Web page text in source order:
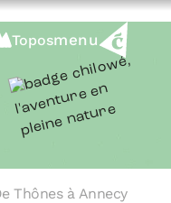
Toposmenu
Thônes à Annecy